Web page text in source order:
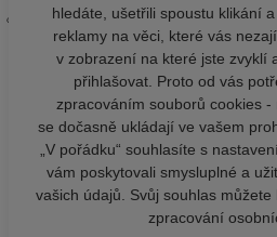
hledáte, ušetřili spoustu klikání
reklamy na věci, které vás
v zobrazení na které jste zvyklí
přihlašovat. Proto od vás
zpracováním souborů cookies
se dočasně ukládají ve vašem
„V pořádku“ souhlasíte s
vám poskytovali smysluplné a
vašich údajů. Svůj souhlas
zpracování